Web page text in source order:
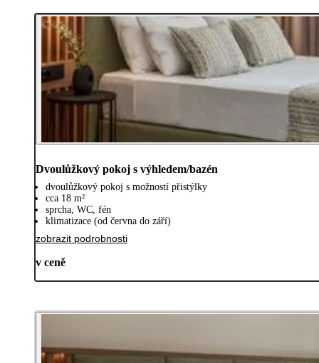
Dvoulůžkový pokoj s výhledem/bazén
dvoulůžkový pokoj s možností přistýlky
cca 18 m²
sprcha, WC, fén
klimatizace (od června do září)
zobrazit podrobnosti
v ceně